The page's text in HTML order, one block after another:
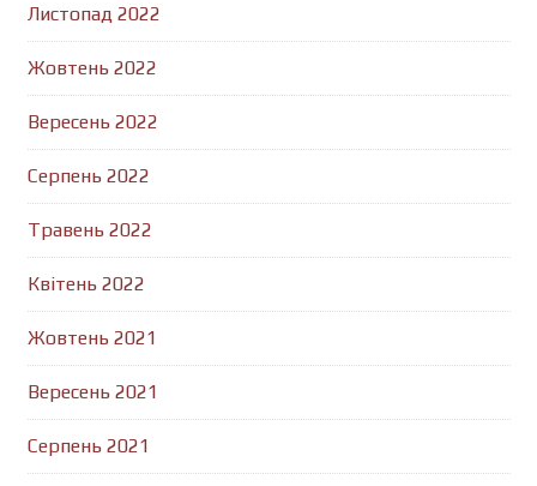
Листопад 2022
Жовтень 2022
Вересень 2022
Серпень 2022
Травень 2022
Квітень 2022
Жовтень 2021
Вересень 2021
Серпень 2021